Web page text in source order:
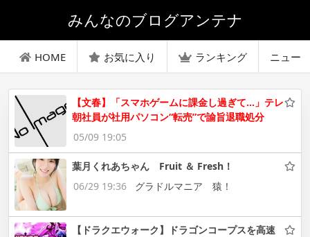
みんなのブログアンテナ
HOME お気に入り ランキング ニュー
【文春】「スマホゲームに課金し過ぎて…」テレ
朝社員が社用パソコン“転売”で諭旨退職処分
05/09 19:05
葉月くれあちゃん Fruit ＆ Fresh！
06/29 19:36
グラドルマニア 猿！
【ドラクエウォーク】ドラゴンコープスを高速